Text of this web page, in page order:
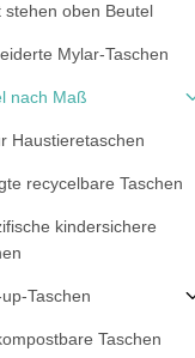
stehen oben Beutel
Mylar-Taschen
nach Maß
Haustieretaschen
recycelbare Taschen
kindersichere
Taschen
Taschen